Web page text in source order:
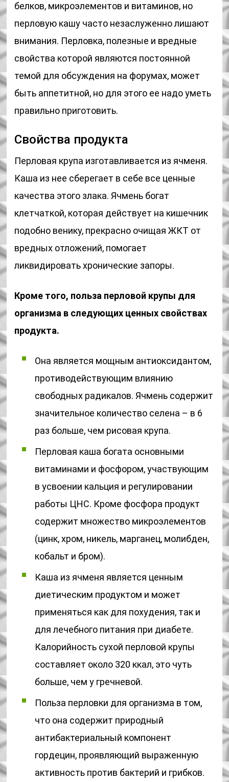
белков, микроэлементов и витаминов, но
перловую кашу часто незаслуженно лишают
внимания. Перловка, полезные и вредные
свойства которой являются постоянной
темой для обсуждения на форумах, может
быть аппетитной, но для этого ее надо уметь
правильно приготовить.
Свойства продукта
Перловая крупа изготавливается из ячменя.
Каша из нее сберегает в себе все ценные
качества этого злака. Ячмень богат
клетчаткой, которая действует на кишечник
подобно венику, прекрасно очищая ЖКТ от
вредных отложений, помогает
ликвидировать хронические запоры.
Кроме того, польза перловой крупы для
организма в следующих ценных свойствах
продукта.
Она является мощным антиоксидантом,
противодействующим влиянию
свободных радикалов. Ячмень содержит
значительное количество селена – в 6
раз больше, чем рисовая крупа.
Перловая каша богата основными
витаминами и фосфором, участвующим
в усвоении кальция и регулировании
работы ЦНС. Кроме фосфора продукт
содержит множество микроэлементов
(цинк, хром, никель, марганец, молибден,
кобальт и бром).
Каша из ячменя является ценным
диетическим продуктом и может
применяться как для похудения, так и
для лечебного питания при диабете.
Калорийность сухой перловой крупы
составляет около 320 ккал, это чуть
больше, чем у гречневой.
Польза перловки для организма в том,
что она содержит природный
антибактериальный компонент
гордецин, проявляющий выраженную
активность против бактерий и грибков.